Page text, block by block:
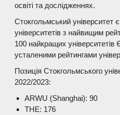
освіті та дослідженнях.
Стокгольмський університет
університетів з найвищим
100 найкращих університетів
усталеними рейтингами
Позиція Стокгольмського
2022/2023:
ARWU (Shanghai): 90
THE: 176